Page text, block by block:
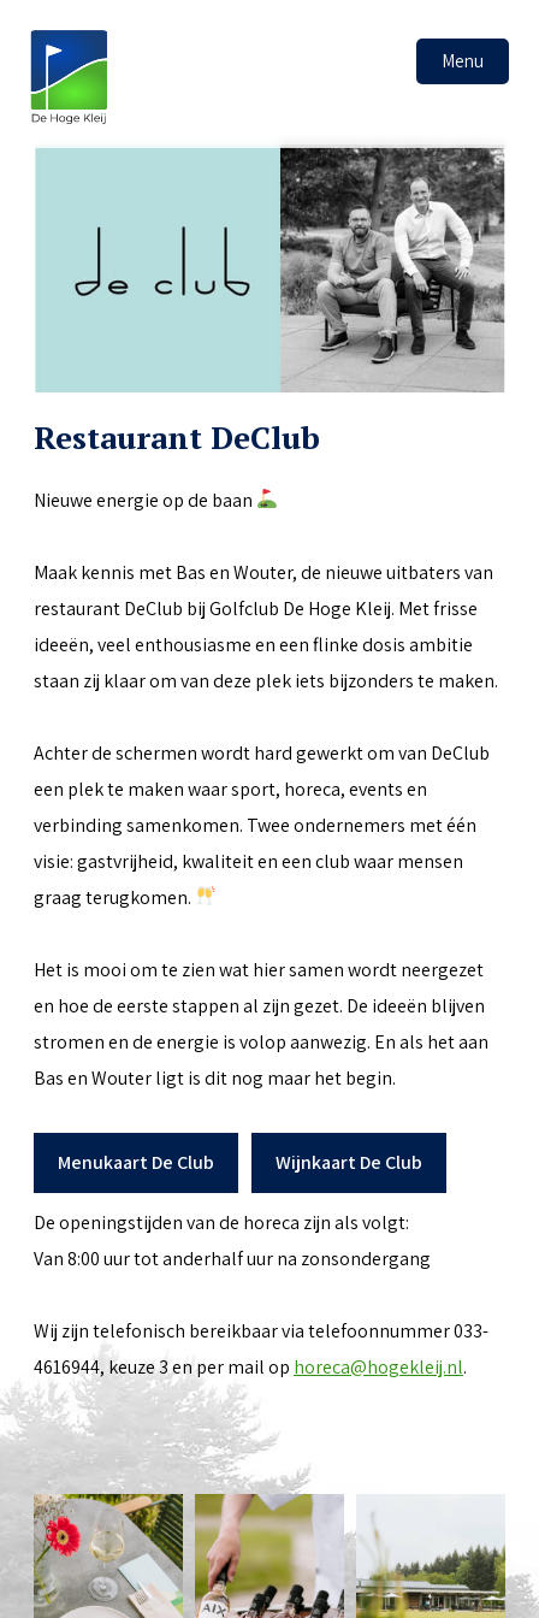
Menu
Restaurant DeClub
Nieuwe energie op de baan
Maak kennis met Bas en Wouter, de nieuwe uitbaters van
restaurant DeClub bij Golfclub De Hoge Kleij. Met frisse
ideeën, veel enthousiasme en een flinke dosis ambitie
staan zij klaar om van deze plek iets bijzonders te maken.
Achter de schermen wordt hard gewerkt om van DeClub
een plek te maken waar sport, horeca, events en
verbinding samenkomen. Twee ondernemers met één
visie: gastvrijheid, kwaliteit en een club waar mensen
graag terugkomen.
Het is mooi om te zien wat hier samen wordt neergezet
en hoe de eerste stappen al zijn gezet. De ideeën blijven
stromen en de energie is volop aanwezig. En als het aan
Bas en Wouter ligt is dit nog maar het begin.
Menukaart De Club Wijnkaart De Club
De openingstijden van de horeca zijn als volgt:
Van 8:00 uur tot anderhalf uur na zonsondergang
Wij zijn telefonisch bereikbaar via telefoonnummer 033-
4616944, keuze 3 en per mail op horeca@hogekleij.nl.